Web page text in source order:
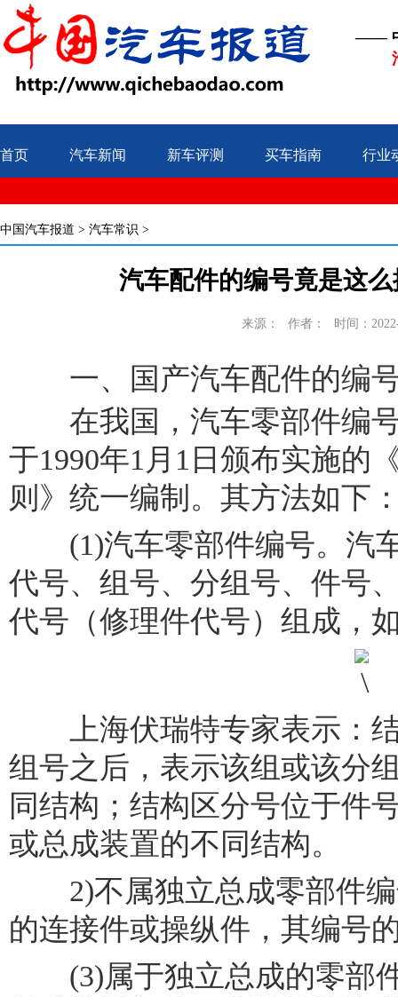
——
首页 汽车新闻 新车评测 买车指南 行业
中国汽车报道 > 汽车常识 >
汽车配件的编号竟是这
来源： 作者： 时间：
一、国产汽车配件的编
在我国，汽车零部件编号
于1990年1月1日颁布实施的
则》统一编制。其方法如下
(1)汽车零部件编号。汽
代号、组号、分组号、件号
代号（修理件代号）组成，
上海伏瑞特专家表示：结
组号之后，表示该组或该分
同结构；结构区分号位于件
或总成装置的不同结构。
2)不属独立总成零部件编
的连接件或操纵件，其编号
(3)属于独立总成的零部